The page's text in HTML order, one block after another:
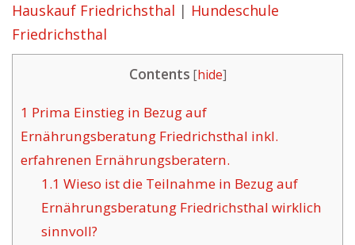
Hauskauf Friedrichsthal | Hundeschule
Friedrichsthal
Contents [hide]
1 Prima Einstieg in Bezug auf
Ernährungsberatung Friedrichsthal inkl.
erfahrenen Ernährungsberatern.
1.1 Wieso ist die Teilnahme in Bezug auf
Ernährungsberatung Friedrichsthal wirklich
sinnvoll?